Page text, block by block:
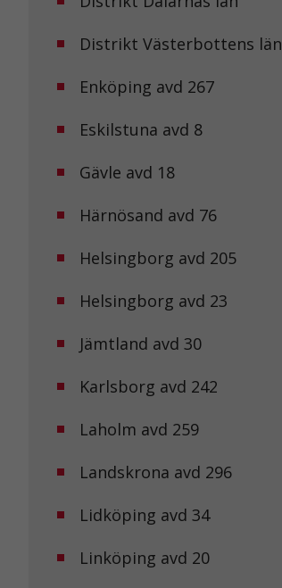
Distrikt Västerbottens län
Enköping avd 267
Eskilstuna avd 8
Gävle avd 18
Härnösand avd 76
Helsingborg avd 205
Helsingborg avd 23
Jämtland avd 30
Karlsborg avd 242
Laholm avd 259
Landskrona avd 296
Lidköping avd 34
Linköping avd 20